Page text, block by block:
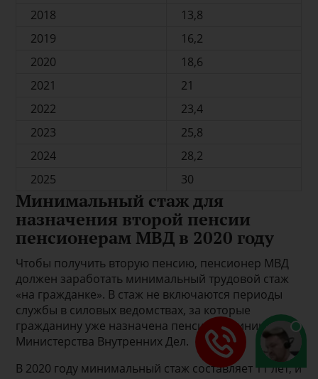
2018
13,8
2019
16,2
2020
18,6
2021
21
2022
23,4
2023
25,8
2024
28,2
2025
30
Минимальный стаж для
назначения второй пенсии
пенсионерам МВД в 2020 году
Чтобы получить вторую пенсию, пенсионер МВД
должен заработать минимальный трудовой стаж
«на гражданке». В стаж не включаются периоды
службы в силовых ведомствах, за которые
гражданину уже назначена пенсия по линии
Министерства Внутренних Дел.
В 2020 году минимальный стаж составляет 11 лет, и